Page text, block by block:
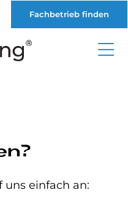
Fachbetrieb finden
uns einfach an: